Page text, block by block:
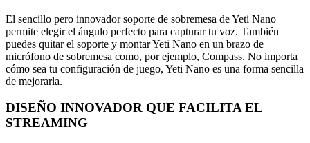
El sencillo pero innovador soporte de sobremesa de Yeti Nano
permite elegir el ángulo perfecto para capturar tu voz. También
puedes quitar el soporte y montar Yeti Nano en un brazo de
micrófono de sobremesa como, por ejemplo, Compass. No importa
cómo sea tu configuración de juego, Yeti Nano es una forma sencilla
de mejorarla.
DISEÑO INNOVADOR QUE FACILITA EL
STREAMING